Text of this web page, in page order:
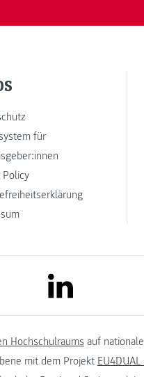
für
Policy
link to linkedin
Hochschulraums auf
mit dem Projekt